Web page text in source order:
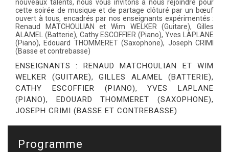
nouveaux talents, nous vous invitons à nous rejoindre pour
cette soirée de musique et de partage clôturé par un bœuf
ouvert à tous, encadrés par nos enseignants expérimentés :
Renaud MATCHOULIAN et Wim WELKER (Guitare), Gilles
ALAMEL (Batterie), Cathy ESCOFFIER (Piano), Yves LAPLANE
(Piano), Edouard THOMMERET (Saxophone), Joseph CRIMI
(Basse et contrebasse)
ENSEIGNANTS : RENAUD MATCHOULIAN ET WIM
WELKER (GUITARE), GILLES ALAMEL (BATTERIE),
CATHY ESCOFFIER (PIANO), YVES LAPLANE
(PIANO), EDOUARD THOMMERET (SAXOPHONE),
JOSEPH CRIMI (BASSE ET CONTREBASSE)
Programme